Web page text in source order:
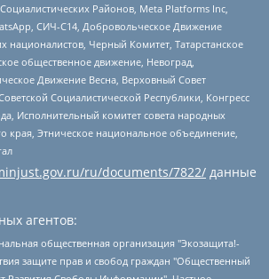
Районов, Meta Platforms Inc,
СИЧ-С14, Добровольческое Движение
националистов, Черный Комитет, Татарстанское
общественное движение, Невоград,
Движение Весна, Верховный Совет
Социалистической Республики, Конгресс
Исполнительный комитет совета народных
края, Этническое национальное объединение,
ru/documents/7822/ данные
агентов:
"Центр по работе с проблемой насилия "НАСИЛИЮ.НЕТ", Межрегиональный профессиональный союз работников здравоохранения "Альянс врачей", Юридическое лицо, зарегистрированное в Латвийской Республике, SIA "Medusa Project" (регистрационный номер 40103797863, дата регистрации 10.06.2014), Некоммерческая организация "Фонд по борьбе с коррупцией", Автономная некоммерческая организация "Институт права и публичной политики", Баданин Роман Сергеевич, Гликин Максим Александрович, Железнова Мария Михайловна, Лукьянова Юлия Сергеевна, Маетная Елизавета Витальевна, Маняхин Петр Борисович, Чуракова Ольга Владимировна, Ярош Юлия Петровна, Юридическое лицо "The Insider SIA", зарегистрированное в Риге, Латвийская Республика (дата регистрации 26.06.2015), являющееся администратором доменного имени интернет-издания "The Insider SIA", https://theins.ru, Постернак Алексей Евгеньевич, Рубин Михаил Аркадьевич, Анин Роман Александрович, Юридическое лицо Istories fonds, зарегистрированное в Латвийской Республике (регистрационный номер 50008295751, дата регистрации 24.02.2020), Великовский Дмитрий Александрович, Долинина Ирина Николаевна, Мароховская Алеся Алексеевна, Шлейнов Роман Юрьевич, Шмагун Олеся Валентиновна, Общество с ограниченной ответственностью "Альтаир 2021", Общество с ограниченной ответственностью "Вега 2021", Общество с ограниченной ответственностью "Главный редактор 2021", Общество с ограниченной ответственностью "Ромашки монолит", Важенков Артем Валерьевич, Ивановская областная общественная организация "Центр гендерных исследований", Гурман Юрий Альбертович, Медиапроект "ОВД-Инфо", Егоров Владимир Владимирович, Жилинский Владимир Александрович, Общество с ограниченной ответственностью "ЗП", Иванова София Юрьевна, Карезина Инна Павловна, Кильтау Екатерина Викторовна, Петров Алексей Викторович, Пискунов Сергей Евгеньевич, Смирнов Сергей Сергеевич, Тихонов Михаил Сергеевич, Общество с ограниченной ответственностью "ЖУРНАЛИСТ-ИНОСТРАННЫЙ АГЕНТ", Арапова Галина Юрьевна, Вольтская Татьяна Анатольевна, Американская компания "Mason G.E.S. Anonymous Foundation" (США), являющаяся владельцем интернет-издания https://mnews.world/, Компания "Stichting Bellingcat", зарегистрированная в Нидерландах (дата регистрации 11.07.2018), Захаров Андрей Вячеславович, Клепиковская Екатерина Дмитриевна, Общество с ограниченной ответственностью "МЕМО", Перл Роман Александрович, Симонов Евгений Алексеевич, Соловьева Елена Анатольевна, Сотников Даниил Владимирович, Сурначева Елизавета Дмитриевна, Автономная некоммерческая организация по защите прав человека и информированию населения "Якутия – Наше Мнение", Общество с ограниченной ответственностью "Москоу диджитал медиа", с 26.01.2023 Общество с ограниченной ответственностью "Чайка Белые сады", Ветошкина Валерия Валерьевна, Заговора Максим Александрович, Межрегиональное общественное движение "Российская ЛГБТ - сеть", Оленичев Максим Владимирович, Павлов Иван Юрьевич, Скворцова Елена Сергеевна, Общество с ограниченной ответственностью "Как бы инагент", Кочетков Игорь Викторович, Общество с ограниченной ответственностью "Честные выборы", Еланчик Олег Александрович, Общество с ограниченной ответственностью "Нобелевский призыв", Гималова Регина Эмилевна, Григорьев Андрей Валерьевич, Григорьева Алина Александровна, Ассоциация по содействию защите прав призывников, альтернативнослужащих и военнослужащих "Правозащитная группа "Гражданин.Армия.Право", Хисамова Регина Фаритовна, Автономная некоммерческая организация по реализации социально-правовых программ "Лилит", Дальневосточное общественное движение "Маяк", Санкт-Петербургская ЛГБТ-инициативная группа "Выход", Инициативная группа ЛГБТ+ "Реверс", Алексеев Андрей Викторович, Бекбулатова Таисия Львовна, Беляев Иван Михайлович, Владыкина Елена Сергеевна, Гельман Марат Александрович, Никульшина Вероника Юрьевна, Толоконникова Надежда Андреевна, Шендерович Виктор Анатольевич, Общество с ограниченной ответственностью "Данное сообщение", Общество с ограниченной ответственностью Издательский дом "Новая глава", Айнбиндер Александра Александровна, Московский комьюнити-центр для ЛГБТ+инициатив, Благотворительный фонд развития филантропии, Deutsche Welle (Германия, Kurt-Schumacher-Strasse 3, 53113 Bonn), Борзунова Мария Михайловна, Воробьев Виктор Викторович, Голубева Анна Львовна, Константинова Алла Михайловна, Малкова Ирина Владимировна, Мурадов Мурад Абдулгалимович, Осетинская Елизавета Николаевна, Понасенков Евгений Николаевич, Ганапольский Матвей Юрьевич, Киселев Евгений Алексеевич, Борухович Ирина Григорьевна, Дремин Иван Тимофеевич, Дубровский Дмитрий Викторович, Красноярская региональная общественная организация поддержки и развития альтернативных образовательных технологий и межкультурных коммуникаций "ИНТЕРРА", Маяковская Екатерина Алексеевна, Фейгин Марк Захарович, Филимонов Андрей Викторович, Дзугкоева Регина Николаевна, Доброхотов Роман Александрович, Дудь Юрий Александрович, Елкин Сергей Владимирович, Кругликов Кирилл Игоревич, Сабунаева Мария Леонидовна, Семенов Алексей Владимирович, Шаинян Карен Багратович, Шульман Екатерина Михайловна, Асафьев Артур Валерьевич, Вахштайн Виктор Семенович, Венедиктов Алексей Алексеевич, Лушникова Екатерина Евгеньевна, Волков Леонид Михайлович, Невзоров Александр Глебович, Пархоменко Сергей Борисович, Сироткин Ярослав Николаевич, Кара-Мурза Владимир Владимирович, Баранова Наталья Владимировна, Гозман Леонид Яковлевич, Кагарлицкий Борис Юльевич, Климарев Михаил Валерьевич, Милов Владимир Станиславович, Автономная некоммерческая организация Краснодарский центр современного искусства "Типография", Моргенштерн Алишер Тагирович, Соболь Любовь Эдуардовна, Общество с ограниченной ответственностью "ЛИЗА НОРМ", Каспаров Гарри Кимович, Ходорковский Михаил Борисович, Общество с ограниченной ответственностью "Апрельские тезисы", Данилович Ирина Брониславовна, Кашин Олег Владимирович, Петров Николай Владимирович, Пивоваров Алексей Владимирович, Соколов Михаил Владимирович, Цветкова Юлия Владимировна, Чичваркин Евгений Александрович, Комитет против пыток/Команда против пыток, Общество с ограниченной ответственностью "Первый научный", Общество с ограниченной ответственностью "Вертолет и ко", Белоцерковская Вероника Борисовна, Кац Максим Евгеньевич, Лазарева Татьяна Юрьевна, Шаведдинов Руслан Табризович, Яшин Илья Валерьевич, Общество с ограниченной ответственностью "Иноагент ААВ", Алешковский Дмитрий Петрович, Альбац Евгения Марковна, Быков Дмитрий Львович, Галямина Юлия Евгеньевна, Лойко Сергей Леонидович, Мартынов Кирилл Константинович, Медведев Сергей Александрович, Крашенинников Федор Геннадиевич, Гордеева Катерина Вл